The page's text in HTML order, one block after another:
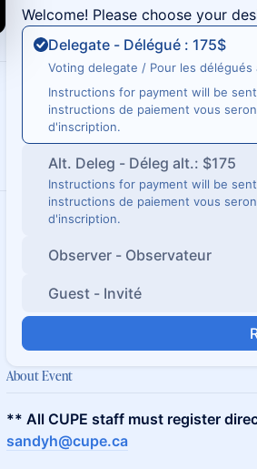
Welcome! Please choose your
Delegate - Délégué : 175$
Voting delegate / Pour les
Instructions for payment will be
instructions de paiement vous
d'inscription.
Alt. Deleg - Déleg alt.: $175
Instructions for payment will be
instructions de paiement vous
d'inscription.
Observer - Observateur
Guest - Invité
About Event
** All CUPE staff must register
sandyh@cupe.ca